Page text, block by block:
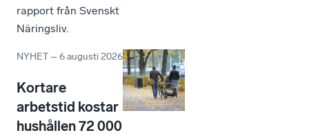
rapport från Svenskt
Näringsliv.
NYHET –6 augusti 2026
Kortare
arbetstid kostar
hushållen 72 000